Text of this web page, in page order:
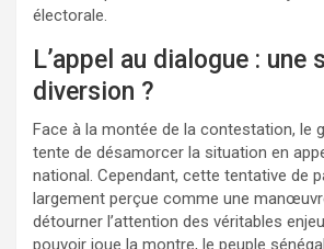
électorale.
L’appel au dialogue : une
diversion ?
Face à la montée de la contestation, le
tente de désamorcer la situation en
national. Cependant, cette tentative de
largement perçue comme une
détourner l’attention des véritables
pouvoir joue la montre, le peuple